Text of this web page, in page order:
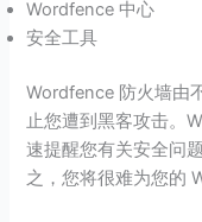
Wordfence 中心
安全工具
Wordfence 防火墙由
止您遭到黑客攻击。
速提醒您有关安全问
之，您将很难为您的